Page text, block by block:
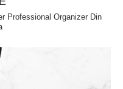
Professional Organizer Din